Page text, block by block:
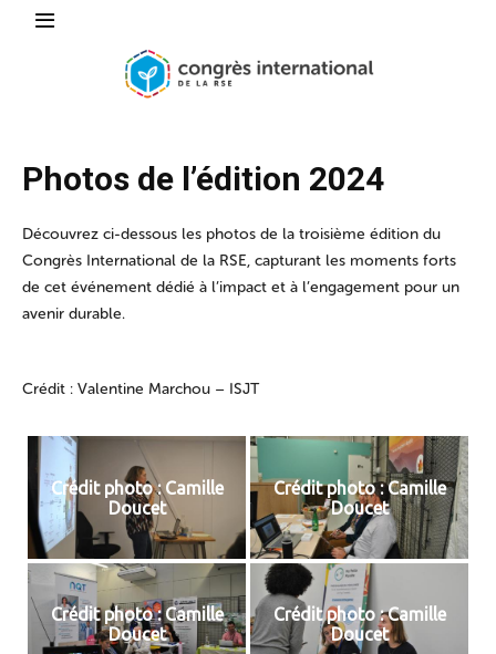
Photos de l’édition 2024
Découvrez ci-dessous les photos de la troisième édition du
Congrès International de la RSE, capturant les moments forts
de cet événement dédié à l’impact et à l’engagement pour un
avenir durable.
Crédit : Valentine Marchou – ISJT
Crédit photo : Camille
Doucet
Crédit photo : Camille
Doucet
Crédit photo : Camille
Doucet
Crédit photo : Camille
Doucet